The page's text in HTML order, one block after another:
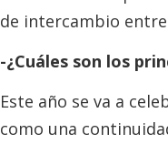
de intercambio
-¿Cuáles son los
Este año se va a
como una